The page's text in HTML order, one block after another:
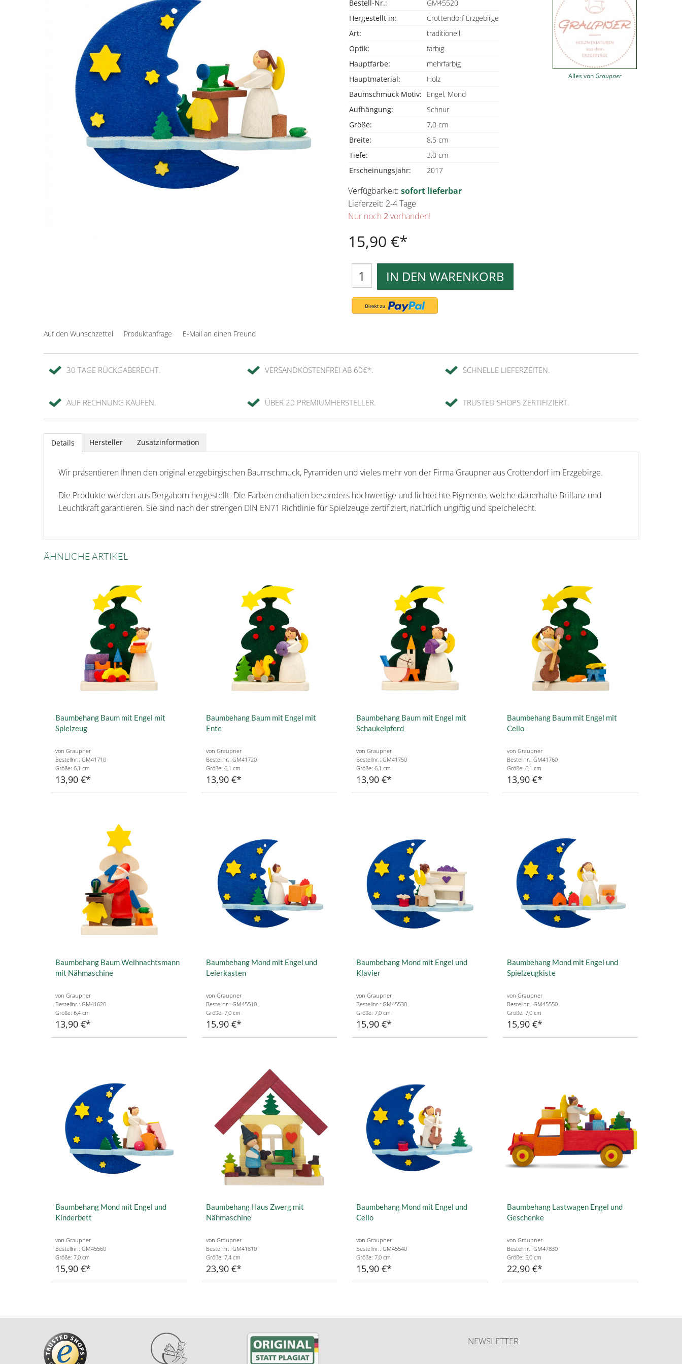
Bestell-Nr.:
GM45520
Hergestellt in:
Crottendorf Erzgebirge
Art:
traditionell
Optik:
farbig
Hauptfarbe:
mehrfarbig
Hauptmaterial:
Holz
Baumschmuck Motiv:
Engel, Mond
Aufhängung:
Schnur
Größe:
7,0 cm
Breite:
8,5 cm
Tiefe:
3,0 cm
Erscheinungsjahr:
2017
Alles von Graupner
Verfügbarkeit: sofort lieferbar
Lieferzeit: 2-4 Tage
Nur noch 2vorhanden!
15,90 €
IN DEN WARENKORB
Auf den Wunschzettel Produktanfrage E-Mail an einen Freund
30 TAGE RÜCKGABERECHT. VERSANDKOSTENFREI AB 60€*. SCHNELLE LIEFERZEITEN.
AUF RECHNUNG KAUFEN. ÜBER 20 PREMIUMHERSTELLER. TRUSTED SHOPS ZERTIFIZIERT.
Details Hersteller Zusatzinformation
Wir präsentieren Ihnen den original erzgebirgischen Baumschmuck, Pyramiden und vieles mehr von der Firma Graupner aus Crottendorf im Erzgebirge.
Die Produkte werden aus Bergahorn hergestellt. Die Farben enthalten besonders hochwertige und lichtechte Pigmente, welche dauerhafte Brillanz und
Leuchtkraft garantieren. Sie sind nach der strengen DIN EN71 Richtlinie für Spielzeuge zertifiziert, natürlich ungiftig und speichelecht.
ÄHNLICHE ARTIKEL
Baumbehang Baum mit Engel mit
Spielzeug
von Graupner
Bestellnr.: GM41710
Größe: 6,1 cm
13,90 €
Baumbehang Baum mit Engel mit
Ente
von Graupner
Bestellnr.: GM41720
Größe: 6,1 cm
13,90 €
Baumbehang Baum mit Engel mit
Schaukelpferd
von Graupner
Bestellnr.: GM41750
Größe: 6,1 cm
13,90 €
Baumbehang Baum mit Engel mit
Cello
von Graupner
Bestellnr.: GM41760
Größe: 6,1 cm
13,90 €
Baumbehang Baum Weihnachtsmann
mit Nähmaschine
von Graupner
Bestellnr.: GM41620
Größe: 6,4 cm
13,90 €
Baumbehang Mond mit Engel und
Leierkasten
von Graupner
Bestellnr.: GM45510
Größe: 7,0 cm
15,90 €
Baumbehang Mond mit Engel und
Klavier
von Graupner
Bestellnr.: GM45530
Größe: 7,0 cm
15,90 €
Baumbehang Mond mit Engel und
Spielzeugkiste
von Graupner
Bestellnr.: GM45550
Größe: 7,0 cm
15,90 €
Baumbehang Mond mit Engel und
Kinderbett
von Graupner
Bestellnr.: GM45560
Größe: 7,0 cm
15,90 €
Baumbehang Haus Zwerg mit
Nähmaschine
von Graupner
Bestellnr.: GM41810
Größe: 7,4 cm
23,90 €
Baumbehang Mond mit Engel und
Cello
von Graupner
Bestellnr.: GM45540
Größe: 7,0 cm
15,90 €
Baumbehang Lastwagen Engel und
Geschenke
von Graupner
Bestellnr.: GM47830
Größe: 5,0 cm
22,90 €
NEWSLETTER